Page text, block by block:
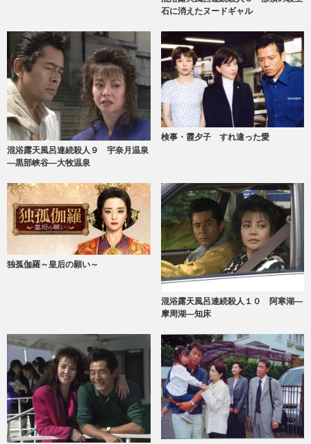
石に消えたヌードギャル
混浴露天風呂連続殺人９ 宇奈月温泉
―黒部峡谷―大牧温泉
検事・霞夕子 すれ違った愛
独孤伽羅～皇后の願い～
混浴露天風呂連続殺人１０ 阿寒湖―
摩周湖―知床